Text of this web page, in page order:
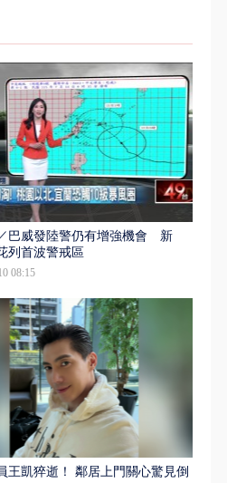
巴威發陸警仍有增強機會 新
列首波警戒區
08:15
王凱猝逝！ 鄰居上門關心驚見倒